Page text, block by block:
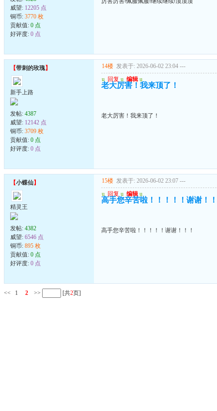
威望: 12205 点
铜币: 3770 枚
贡献值: 0 点
好评度: 0 点
【带刺的玫瑰】
新手上路
发帖: 4387
威望: 12142 点
铜币: 3709 枚
贡献值: 0 点
好评度: 0 点
14楼 发表于: 2026-06-02 23:04 ---
u 回复 u 编辑 u
老大厉害！我来顶了！
老大厉害！我来顶了！
【小蝶仙】
精灵王
发帖: 4382
威望: 6546 点
铜币: 895 枚
贡献值: 0 点
好评度: 0 点
15楼 发表于: 2026-06-02 23:07 ---
u 回复 u 编辑 u
高手您辛苦啦！！！！！谢谢！
高手您辛苦啦！！！！！谢谢！！！
<< 1 2 >> [共2页]